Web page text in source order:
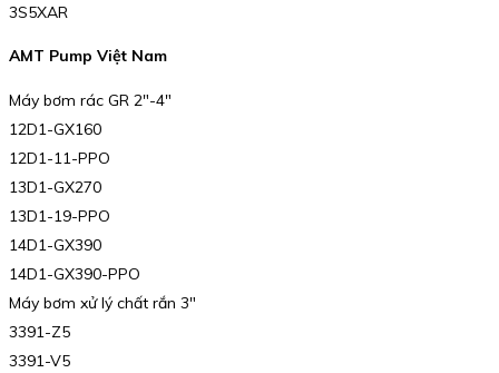
3S5XAR
AMT Pump Việt Nam
Máy bơm rác GR 2″-4″
12D1-GX160
12D1-11-PPO
13D1-GX270
13D1-19-PPO
14D1-GX390
14D1-GX390-PPO
Máy bơm xử lý chất rắn 3″
3391-Z5
3391-V5